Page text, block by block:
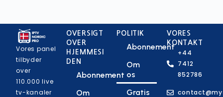
Vores panel
tilbyder
over
110.000 live
tv-kanaler
OVERSIGT
OVER
HJEMMESI
DEN
Abonnement
Om
POLITIK
Abonnement
Om
os
Gratis
VORES
KONTAKT
+44
7412
852786